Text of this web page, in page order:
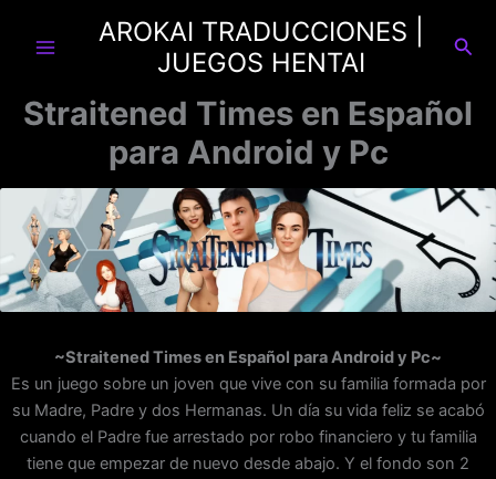
AROKAI TRADUCCIONES |
JUEGOS HENTAI
Straitened Times en Español
para Android y Pc
~Straitened Times en Español para Android y Pc~
Es un juego sobre un joven que vive con su familia formada por
su Madre, Padre y dos Hermanas. Un día su vida feliz se acabó
cuando el Padre fue arrestado por robo financiero y tu familia
tiene que empezar de nuevo desde abajo. Y el fondo son 2